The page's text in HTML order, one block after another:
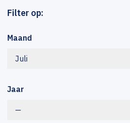
Filter op:
Maand
Juli
Jaar
—